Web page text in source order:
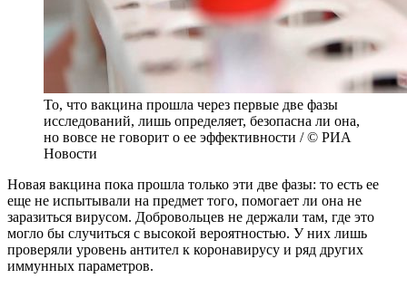
То, что вакцина прошла через первые две фазы
исследований, лишь определяет, безопасна ли она,
но вовсе не говорит о ее эффективности / © РИА
Новости
Новая вакцина пока прошла только эти две фазы: то есть ее
еще не испытывали на предмет того, помогает ли она не
заразиться вирусом. Добровольцев не держали там, где это
могло бы случиться с высокой вероятностью. У них лишь
проверяли уровень антител к коронавирусу и ряд других
иммунных параметров.